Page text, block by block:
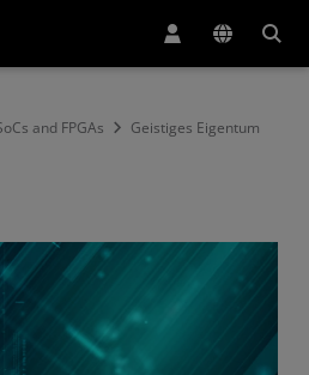
and FPGAs
Geistiges Eigentum